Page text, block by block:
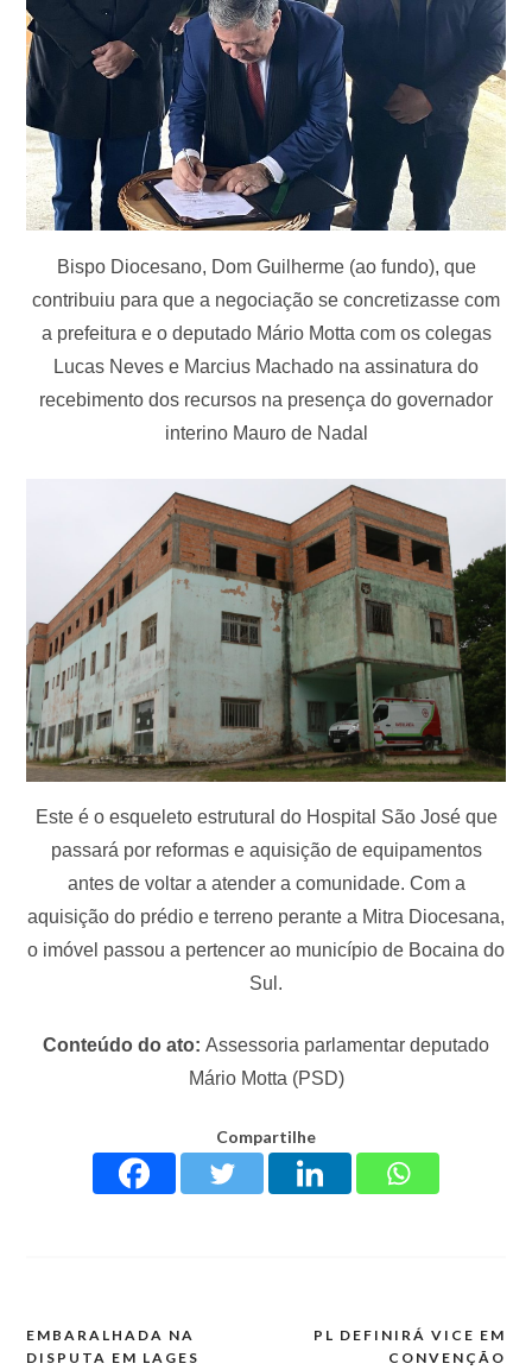
Bispo Diocesano, Dom Guilherme (ao fundo), que
contribuiu para que a negociação se concretizasse com
a prefeitura e o deputado Mário Motta com os colegas
Lucas Neves e Marcius Machado na assinatura do
recebimento dos recursos na presença do governador
interino Mauro de Nadal
Este é o esqueleto estrutural do Hospital São José que
passará por reformas e aquisição de equipamentos
antes de voltar a atender a comunidade. Com a
aquisição do prédio e terreno perante a Mitra Diocesana,
o imóvel passou a pertencer ao município de Bocaina do
Sul.
Conteúdo do ato: Assessoria parlamentar deputado
Mário Motta (PSD)
Compartilhe
EMBARALHADA NA
DISPUTA EM LAGES
PL DEFINIRÁ VICE EM
CONVENÇÃO